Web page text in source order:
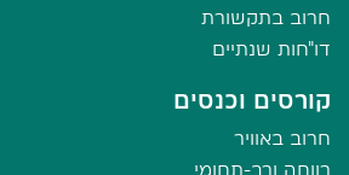
חרוב בתקשורת
דו"חות שנתיים
קורסים וכנסים
חרוב באוויר
רווחה ורב-תחומי